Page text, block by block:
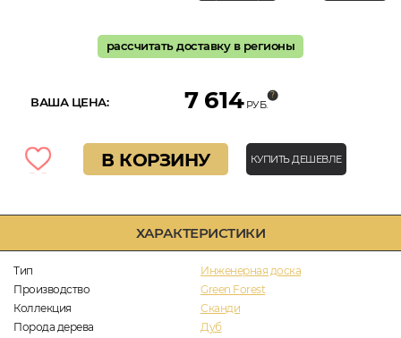
ХАРАКТЕРИСТИКИ
Тип
Инженерная доска
Производство
Green Forest
Коллекция
Сканди
Порода дерева
Дуб
рассчитать доставку в регионы
ВАША ЦЕНА: 7 614 РУБ.
В КОРЗИНУ КУПИТЬ ДЕШЕВЛЕ